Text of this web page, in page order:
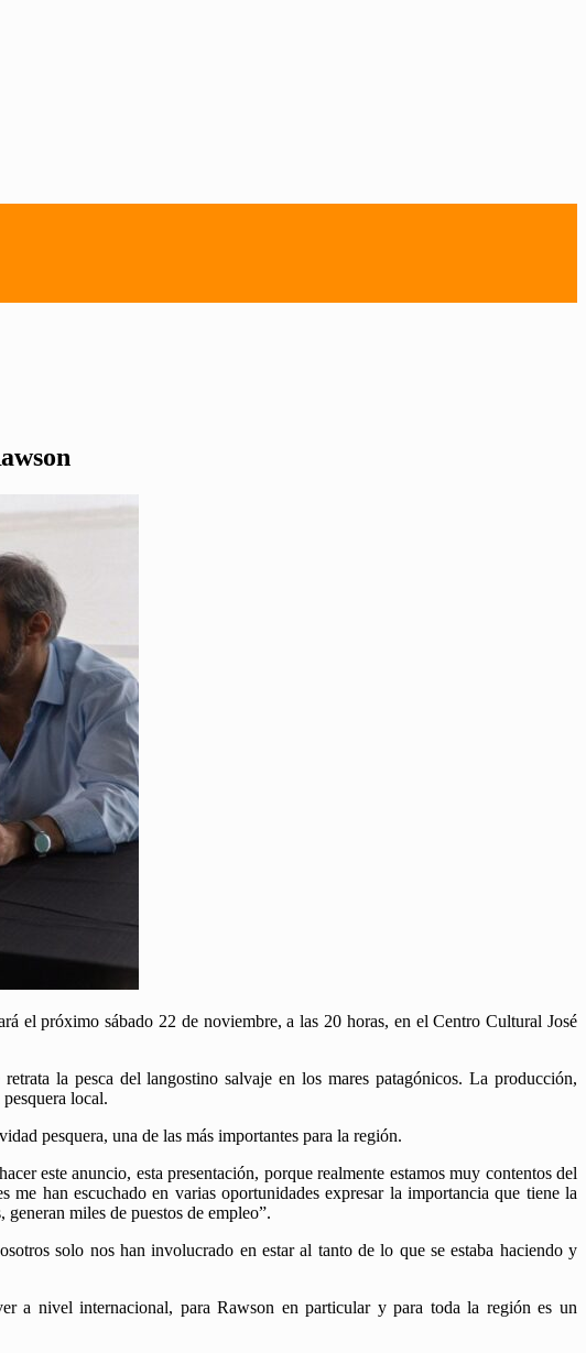
el próximo sábado 22 de noviembre, a las 20 horas, en el Centro Cultural José
la pesca del langostino salvaje en los mares patagónicos. La producción,
local.
pesquera, una de las más importantes para la región.
este anuncio, esta presentación, porque realmente estamos muy contentos del
han escuchado en varias oportunidades expresar la importancia que tiene la
miles de puestos de empleo”.
solo nos han involucrado en estar al tanto de lo que se estaba haciendo y
a nivel internacional, para Rawson en particular y para toda la región es un